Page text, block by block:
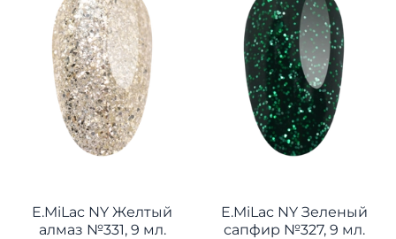
E.MiLac NY Желтый
алмаз №331, 9 мл.
E.MiLac NY Зеленый
сапфир №327, 9 мл.